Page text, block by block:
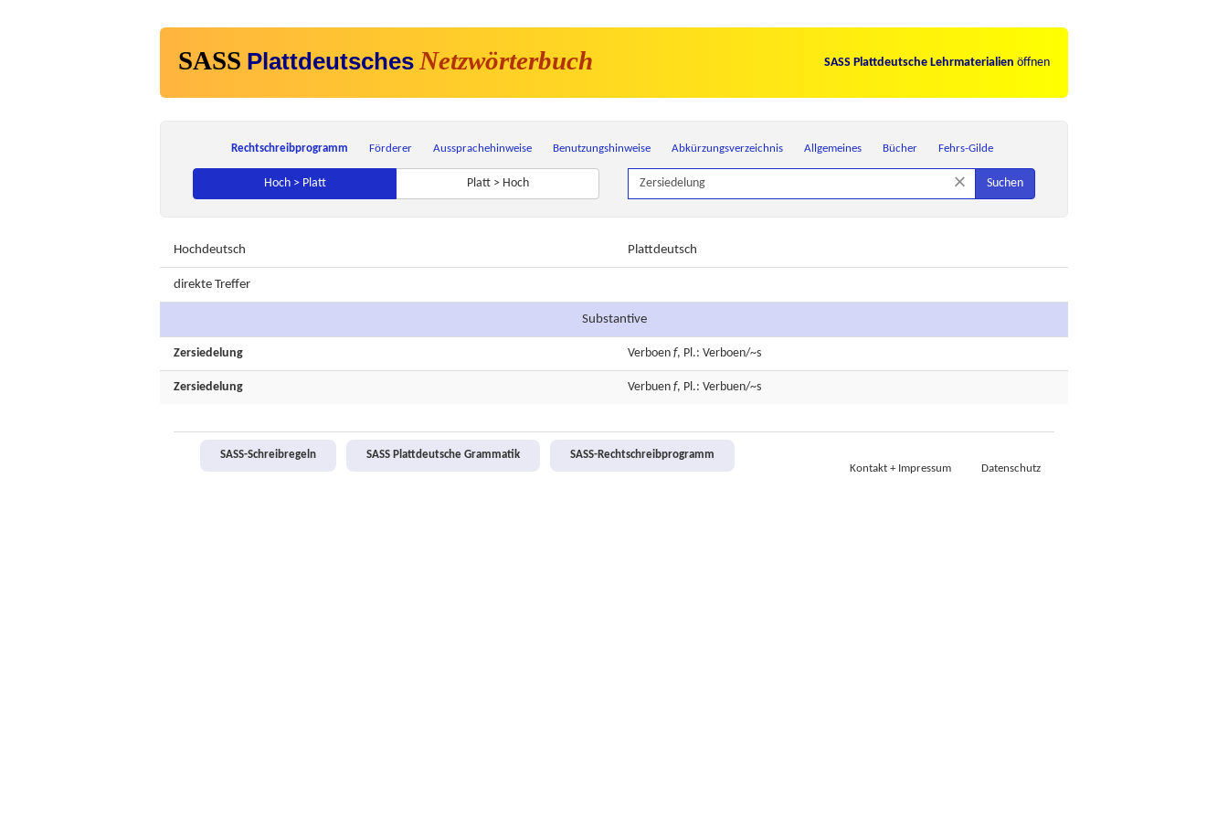
SASS Plattdeutsches Netzwörterbuch SASS Plattdeutsche Lehrmaterialien öffnen
Rechtschreibprogramm Förderer Aussprachehinweise Benutzungshinweise Abkürzungsverzeichnis Allgemeines Bücher Fehrs-Gilde
Hoch > Platt Platt > Hoch × Suchen
Hochdeutsch Plattdeutsch
direkte Treffer
Substantive
Zersiedelung Verboen f, Pl.: Verboen/~s
Zersiedelung Verbuen f, Pl.: Verbuen/~s
SASS-Schreibregeln SASS Plattdeutsche Grammatik
SASS-Rechtschreibprogramm
Kontakt + Impressum
Datenschutz